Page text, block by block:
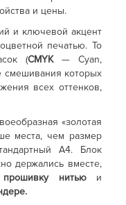
и цены.
и ключевой акцент
печатью. То
(CMYK— Cyan,
смешивания которых
всех оттенков,
«золотая
места, чем размер
А4. Блок
держались вместе,
прошивку нитьюи